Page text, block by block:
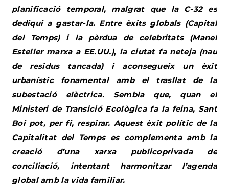
planificació temporal, malgrat que la C-32 es
dediqui a gastar-la. Entre èxits globals (Capital
del Temps) i la pèrdua de celebritats (Manel
Esteller marxa a EE.UU.), la ciutat fa neteja (nau
de residus tancada) i aconsegueix un èxit
urbanístic fonamental amb el trasllat de la
subestació elèctrica. Sembla que, quan el
Ministeri de Transició Ecològica fa la feina, Sant
Boi pot, per fi, respirar. Aquest èxit polític de la
Capitalitat del Temps es complementa amb la
creació d’una xarxa publicoprivada de
conciliació, intentant harmonitzar l’agenda
global amb la vida familiar.